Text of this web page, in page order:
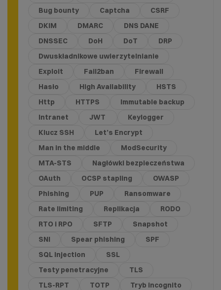
Bug bounty
Captcha
CSRF
DKIM
DMARC
DNS DANE
DNSSEC
DoH DoT
DRP
Dwuskładnikowe uwierzytelnianie
Exploit
Fail2ban
Firewall
Hasło
High Availability
HSTS
Http
HTTPS
Immutable backup
Intranet
JWT
Keylogger
Klucz SSH
Let’s Encrypt
Man in the middle
ModSecurity
MTA-STS
Nagłówki bezpieczeństwa
OAuth
OCSP stapling
OWASP
Phishing
PUP
Ransomware
Rate limiting
Replikacja
RODO
RTO i RPO
SFTP
Snapshot
SNI
Spear phishing
SPF
SQL Injection
SSL
Testy penetracyjne
TLS
TLS-RPT
TOTP
Tryb incognito